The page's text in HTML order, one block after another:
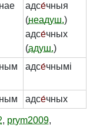
адсе́чныя
(неадуш.)
адсе́чных
(адуш.)
адсе́чнымі
адсе́чных
, prym2009,